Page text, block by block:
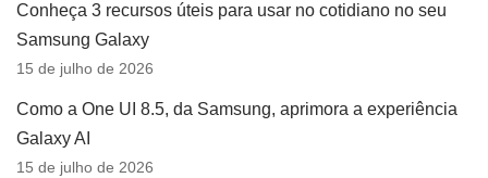
Conheça 3 recursos úteis para usar no cotidiano no seu
Samsung Galaxy
15 de julho de 2026
Como a One UI 8.5, da Samsung, aprimora a experiência
Galaxy AI
15 de julho de 2026